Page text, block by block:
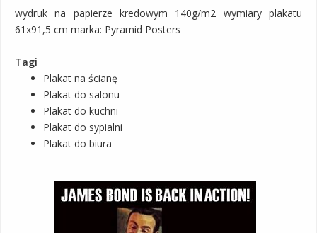
wydruk na papierze kredowym 140g/m2 wymiary plakatu
61x91,5 cm marka: Pyramid Posters
Tagi
Plakat na ścianę
Plakat do salonu
Plakat do kuchni
Plakat do sypialni
Plakat do biura